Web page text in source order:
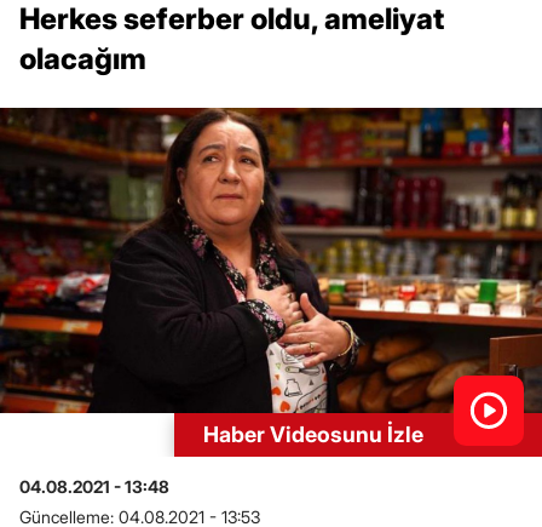
Herkes seferber oldu, ameliyat
olacağım
Haber Videosunu İzle
04.08.2021 - 13:48
Güncelleme: 04.08.2021 - 13:53